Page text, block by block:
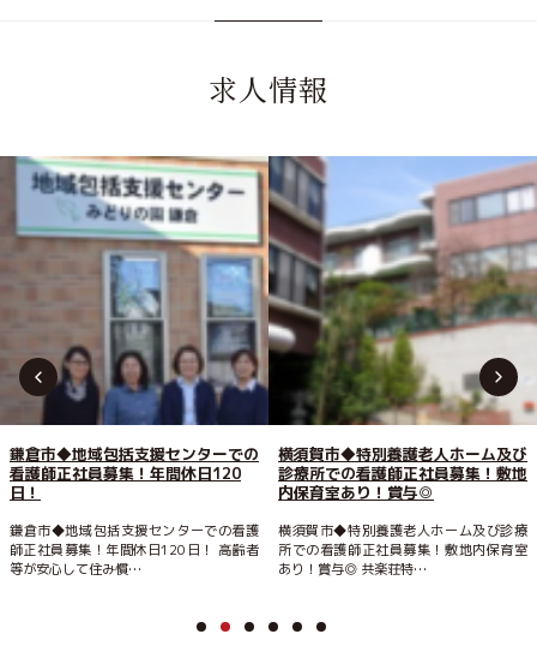
求人情報
鎌倉市◆地域包括支援センターでの
看護師正社員募集！年間休日120
日！
鎌倉市◆地域包括支援センターでの看護
師正社員募集！年間休日120日！ 高齢者
等が安心して住み慣…
横須賀市◆特別養護老人ホーム及び
診療所での看護師正社員募集！敷地
内保育室あり！賞与◎
横須賀市◆特別養護老人ホーム及び診療
所での看護師正社員募集！敷地内保育室
あり！賞与◎ 共楽荘特…